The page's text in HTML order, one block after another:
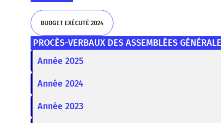
BUDGET EXÉCUTÉ 2024
BUDGET EXÉCUTÉ 2024
PROCÈS-VERBAUX DES ASSEMBLÉES
Année 2025
Année 2024
Année 2023